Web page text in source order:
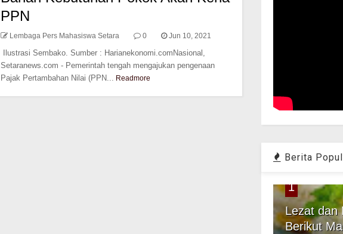
PPN
Lembaga Pers Mahasiswa Setara 0 Jun 10, 2021
Ilustrasi Sembako. Sumber : Harianekonomi.comNasional,
Setaranews.com - Pemerintah tengah mengajukan pengenaan
Pajak Pertambahan Nilai (PPN... Readmore
Berita
1
Lezat dan
Berikut